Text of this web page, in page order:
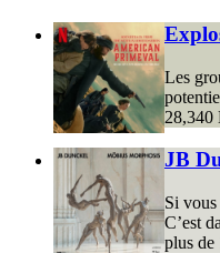
Les
28,340
JB
Si
C’est
plus